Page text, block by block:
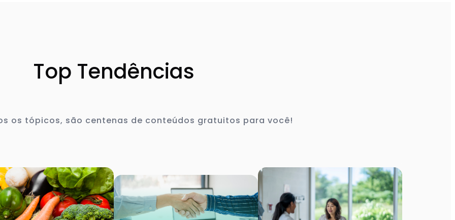
Top Tendências
os tópicos, são centenas de conteúdos gratuitos para você!